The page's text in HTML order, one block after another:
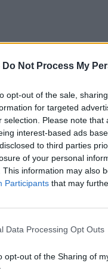
Do Not Process My
opt-out of the sale,
for targeted
selection. Please note
interest-based ads
to third parties
of your personal
This information may also
Participants that may
Data Processing Opt Outs
opt-out of the Sharing of
προτεραιότητες:
αντιμετώπισης
αυτοδιοίκησης